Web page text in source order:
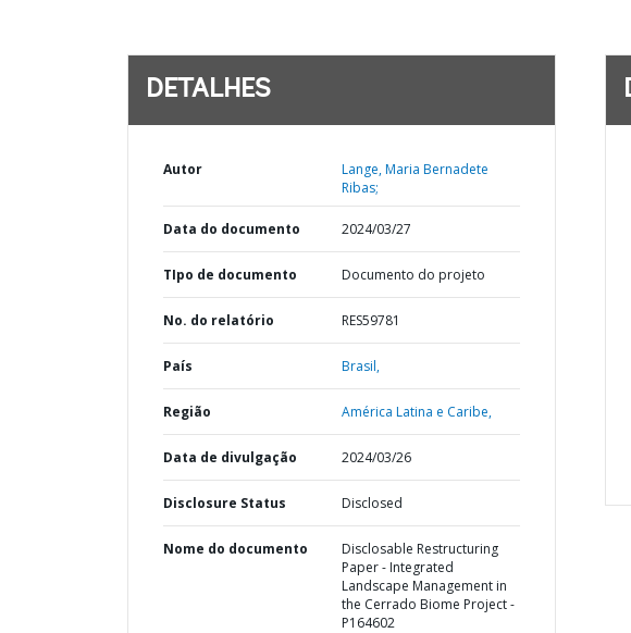
DETALHES
Autor
Lange, Maria Bernadete
Ribas;
Data do documento 2024/03/27
TIpo de documento Documento do projeto
No. do relatório RES59781
País Brasil,
Região América Latina e Caribe,
Data de divulgação 2024/03/26
Disclosure Status Disclosed
Nome do documento
Disclosable Restructuring
Paper - Integrated
Landscape Management in
the Cerrado Biome Project -
P164602